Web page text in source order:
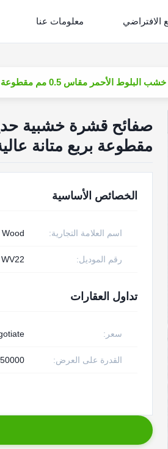
الافتراضي معلومات عنا
مقاس 0.5 مم مقطوعة بربع متانة عالية
مقطوعة بربع متانة
الخصائص الأساسية
اسم العلامة التجارية:
رقم الموديل: WV22
تداول العقارات
سعر:
القدرة على العرض: 50000 قطعة أسبوع